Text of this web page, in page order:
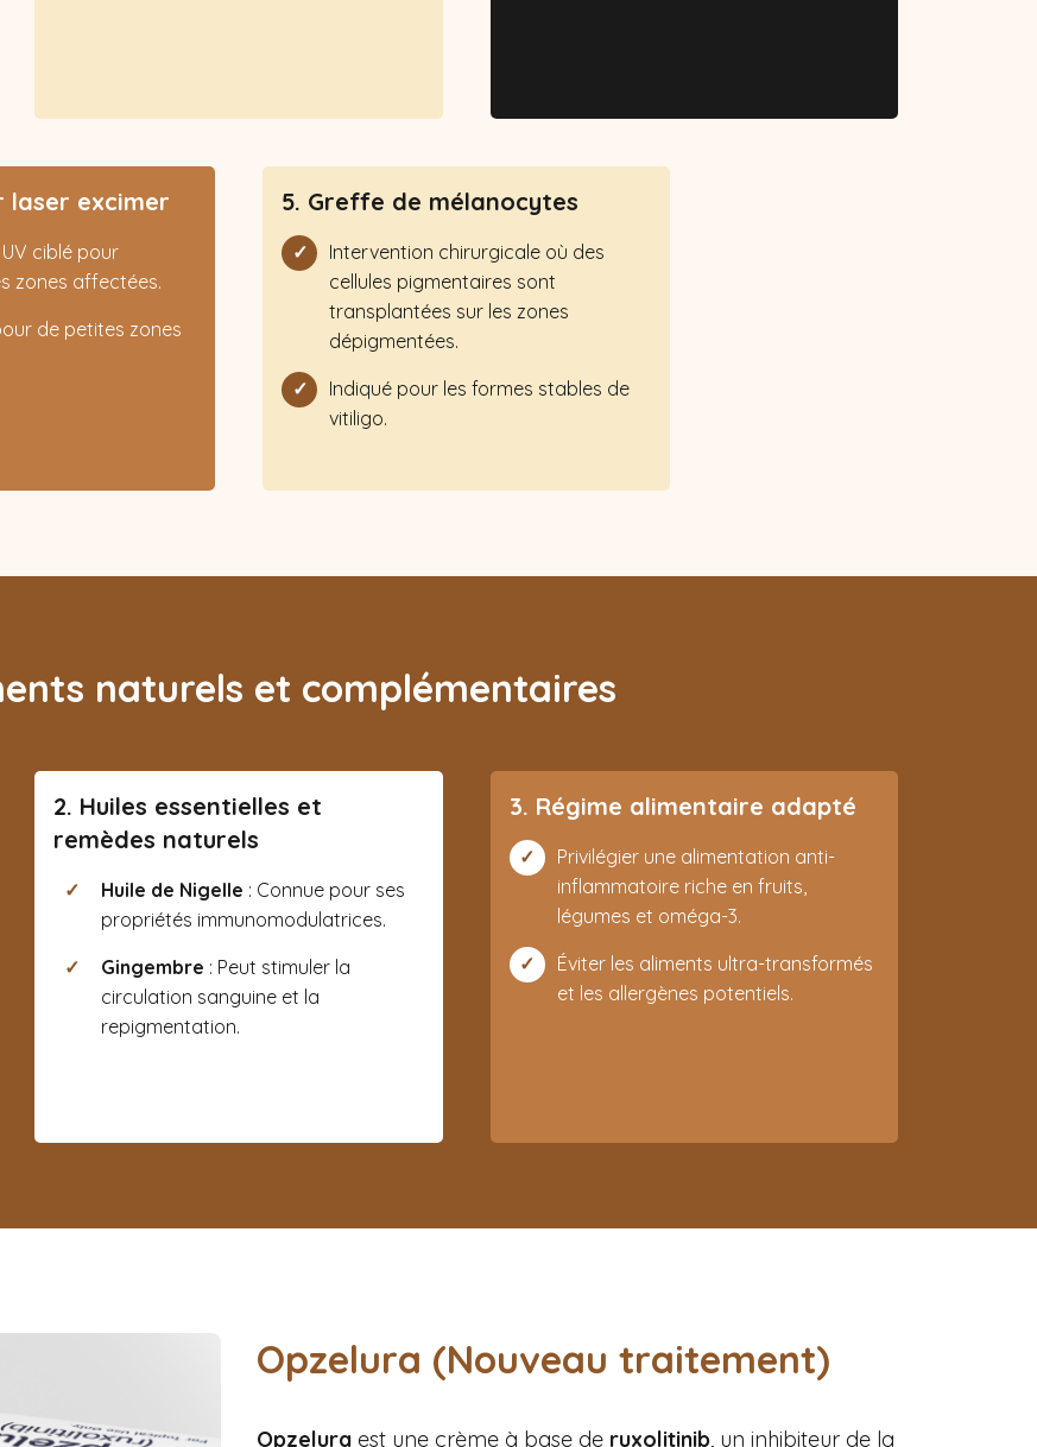
laser excimer
ciblé pour
zones affectées.
de petites zones
5. Greffe de mélanocytes
Intervention chirurgicale où des
cellules pigmentaires sont
transplantées sur les zones
dépigmentées.
Indiqué pour les formes stables de
vitiligo.
naturels et complémentaires
2. Huiles essentielles et
remèdes naturels
Huile de Nigelle : Connue pour ses
propriétés immunomodulatrices.
Gingembre : Peut stimuler la
circulation sanguine et la
repigmentation.
3. Régime alimentaire adapté
Privilégier une alimentation anti-
inflammatoire riche en fruits,
légumes et oméga-3.
Éviter les aliments ultra-transformés
et les allergènes potentiels.
Opzelura (Nouveau traitement)
Opzelura est une crème à base de ruxolitinib , un inhibiteur de la